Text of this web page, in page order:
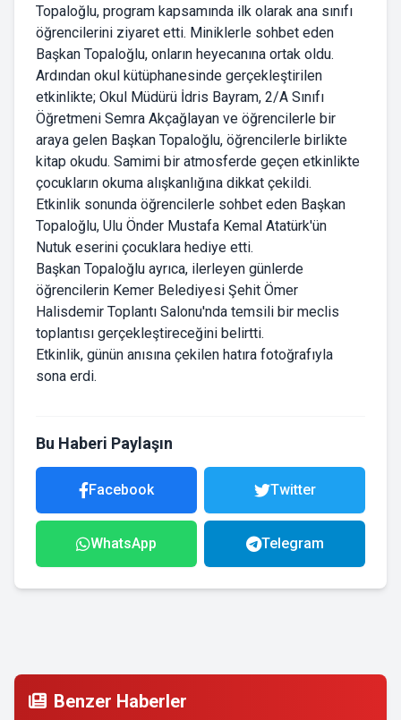
Topaloğlu, program kapsamında ilk olarak ana sınıfı
öğrencilerini ziyaret etti. Miniklerle sohbet eden
Başkan Topaloğlu, onların heyecanına ortak oldu.
Ardından okul kütüphanesinde gerçekleştirilen
etkinlikte; Okul Müdürü İdris Bayram, 2/A Sınıfı
Öğretmeni Semra Akçağlayan ve öğrencilerle bir
araya gelen Başkan Topaloğlu, öğrencilerle birlikte
kitap okudu. Samimi bir atmosferde geçen etkinlikte
çocukların okuma alışkanlığına dikkat çekildi.
Etkinlik sonunda öğrencilerle sohbet eden Başkan
Topaloğlu, Ulu Önder Mustafa Kemal Atatürk'ün
Nutuk eserini çocuklara hediye etti.
Başkan Topaloğlu ayrıca, ilerleyen günlerde
öğrencilerin Kemer Belediyesi Şehit Ömer
Halisdemir Toplantı Salonu'nda temsili bir meclis
toplantısı gerçekleştireceğini belirtti.
Etkinlik, günün anısına çekilen hatıra fotoğrafıyla
sona erdi.
Bu Haberi Paylaşın
Facebook Twitter
WhatsApp Telegram
Benzer Haberler